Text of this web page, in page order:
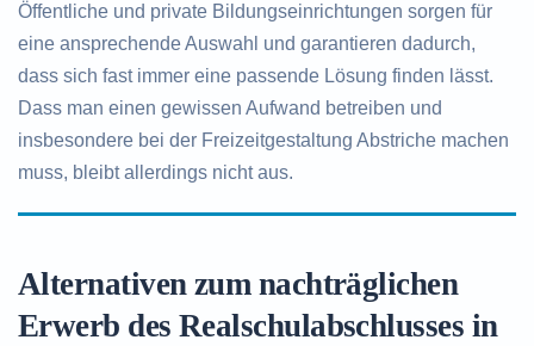
Öffentliche und private Bildungseinrichtungen sorgen für
eine ansprechende Auswahl und garantieren dadurch,
dass sich fast immer eine passende Lösung finden lässt.
Dass man einen gewissen Aufwand betreiben und
insbesondere bei der Freizeitgestaltung Abstriche machen
muss, bleibt allerdings nicht aus.
Alternativen zum nachträglichen
Erwerb des Realschulabschlusses in